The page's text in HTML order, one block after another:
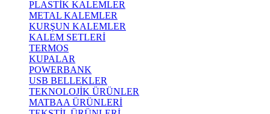
PLASTİK KALEMLER
METAL KALEMLER
KURŞUN KALEMLER
KALEM SETLERİ
TERMOS
KUPALAR
POWERBANK
USB BELLEKLER
TEKNOLOJİK ÜRÜNLER
MATBAA ÜRÜNLERİ